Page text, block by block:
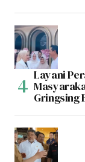
Layani
Gringsing